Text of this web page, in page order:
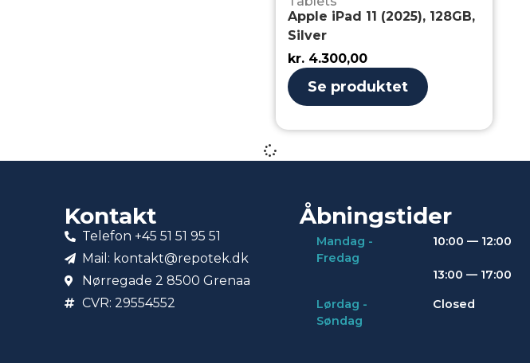
Apple iPad 11 (2025), 128GB,
Silver
kr.4.300,00
Se produktet
Kontakt
Telefon +45 51 51 95 51
Mail: kontakt@repotek.dk
Nørregade 2 8500 Grenaa
CVR: 29554552
Åbningstider
Mandag -
Fredag
10:00 — 12:00
13:00 — 17:00
Lørdag -
Søndag
Closed